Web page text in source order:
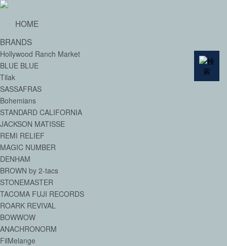
HOME
BRANDS
Hollywood Ranch Market
BLUE BLUE
Tilak
SASSAFRAS
Bohemians
STANDARD CALIFORNIA
JACKSON MATISSE
REMI RELIEF
MAGIC NUMBER
DENHAM
BROWN by 2-tacs
STONEMASTER
TACOMA FUJI RECORDS
ROARK REVIVAL
BOWWOW
ANACHRONORM
FilMelange